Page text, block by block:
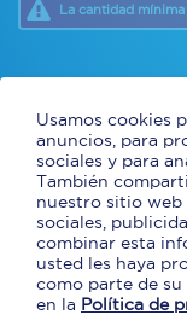
La cantidad
su pedido serála tarifa
* Se puede pagar con
solamente.
Usamos cookies
anuncios, para
sociales y para
También
nuestro sitio web
sociales,
combinar esta
usted les haya
como parte de su
en la Política de